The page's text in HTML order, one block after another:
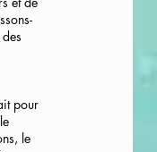
pour
le